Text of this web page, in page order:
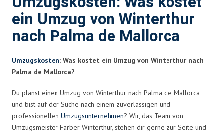
ein Umzug von Winterthur
nach Palma de Mallorca
Umzugskosten: Was kostet ein Umzug von Winterthur nach
Palma de Mallorca?
Du planst einen Umzug von Winterthur nach Palma de Mallorca
und bist auf der Suche nach einem zuverlässigen und
professionellen Umzugsunternehmen? Wir, das Team von
Umzugsmeister Farber Winterthur, stehen dir gerne zur Seite und